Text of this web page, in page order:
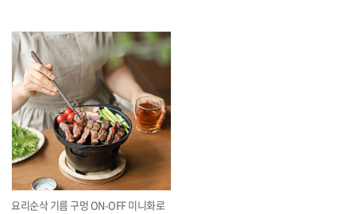
요리순삭 기름 구멍 ON-OFF 미니화로